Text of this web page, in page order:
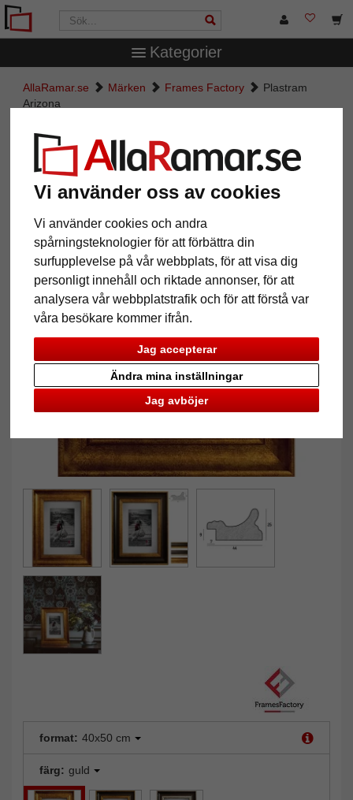
Vi använder oss av cookies
Vi använder cookies och andra
spårningsteknologier för att förbättra din
surfupplevelse på vår webbplats, för att visa dig
personligt innehåll och riktade annonser, för att
analysera vår webbplatstrafik och för att förstå var
våra besökare kommer ifrån.
Jag accepterar
Jag avböjer
Ändra mina inställningar
Kategorier
AllaRamar.se Märken Frames Factory
Plastram
Arizona
Plastram Arizona
format: 40x50 cm
färg: guld